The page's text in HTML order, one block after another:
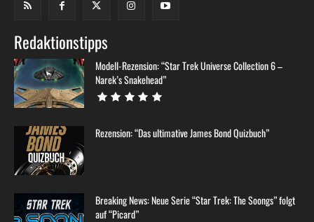
Redaktionstipps
Modell-Rezension: “Star Trek Universe Collection 6 –
Narek’s Snakehead”
Rezension: “Das ultimative James Bond Quizbuch”
Breaking News: Neue Serie “Star Trek: The Soongs” folgt
auf “Picard”